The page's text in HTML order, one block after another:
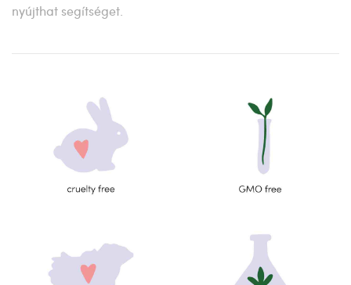
nyújthat segítséget.